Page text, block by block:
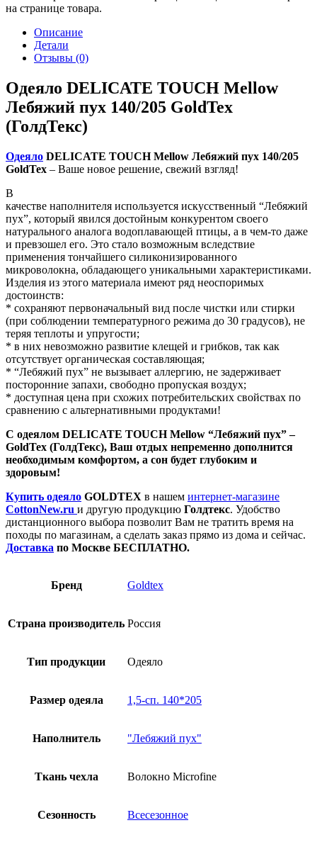
на странице товара.
Описание
Детали
Отзывы (0)
Одеяло DELICATE TOUCH Mellow
Лебяжий пух 140/205 GoldTex
(ГолдТекс)
Одеяло DELICATE TOUCH Mellow Лебяжий пух 140/205
GoldTex – Ваше новое решение, свежий взгляд!
В
качестве наполнителя используется искусственный “Лебяжий
пух”, который явился достойным конкурентом своего
натурального аналога водоплавающей птицы, а в чем-то даже
и превзошел его. Это стало возможным вследствие
применения тончайшего силиконизированного
микроволокна, обладающего уникальными характеристиками.
Изделия из этого материала имеют ряд неоспоримых
достоинств:
* сохраняют первоначальный вид после чистки или стирки
(при соблюдении температурного режима до 30 градусов), не
теряя теплоты и упругости;
* в них невозможно развитие клещей и грибков, так как
отсутствует органическая составляющая;
* “Лебяжий пух” не вызывает аллергию, не задерживает
посторонние запахи, свободно пропуская воздух;
* доступная цена при схожих потребительских свойствах по
сравнению с альтернативными продуктами!
С одеялом DELICATE TOUCH Mellow “Лебяжий пух” –
GoldTex (ГолдТекс), Ваш отдых непременно дополнится
необходимым комфортом, а сон будет глубоким и
здоровым!
Купить одеяло GOLDTEX в нашем интернет-магазине
CottonNew.ru и другую продукцию Голдтекс. Удобство
дистанционного выбора позволит Вам не тратить время на
походы по магазинам, а сделать заказ прямо из дома и сейчас.
Доставка по Москве БЕСПЛАТНО.
Бренд Goldtex
Страна производитель Россия
Тип продукции Одеяло
Размер одеяла 1,5-сп. 140*205
Наполнитель "Лебяжий пух"
Ткань чехла Волокно Microfine
Сезонность Всесезонное